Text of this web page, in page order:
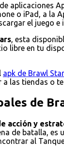
aplicaciones
o iPad, a la
el juego
, esta
libre en tu
apk de Brawl
las tiendas o
de
acción y
de batalla,
al